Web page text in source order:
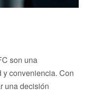
son una
conveniencia. Con
una decisión